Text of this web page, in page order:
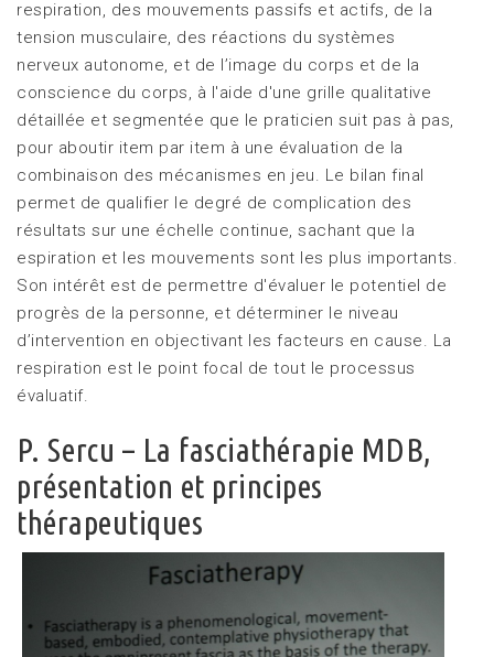
respiration, des mouvements passifs et actifs, de la
tension musculaire, des réactions du systèmes
nerveux autonome, et de l’image du corps et de la
conscience du corps, à l'aide d'une grille qualitative
détaillée et segmentée que le praticien suit pas à pas,
pour aboutir item par item à une évaluation de la
combinaison des mécanismes en jeu. Le bilan final
permet de qualifier le degré de complication des
résultats sur une échelle continue, sachant que la
espiration et les mouvements sont les plus importants.
Son intérêt est de permettre d'évaluer le potentiel de
progrès de la personne, et déterminer le niveau
d’intervention en objectivant les facteurs en cause. La
respiration est le point focal de tout le processus
évaluatif.
P. Sercu – La fasciathérapie MDB,
présentation et principes
thérapeutiques